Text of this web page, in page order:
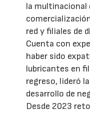
la multinacional
red y filiales de
Cuenta con
haber sido
lubricantes en
regreso, lideró
desarrollo de
Desde 2023